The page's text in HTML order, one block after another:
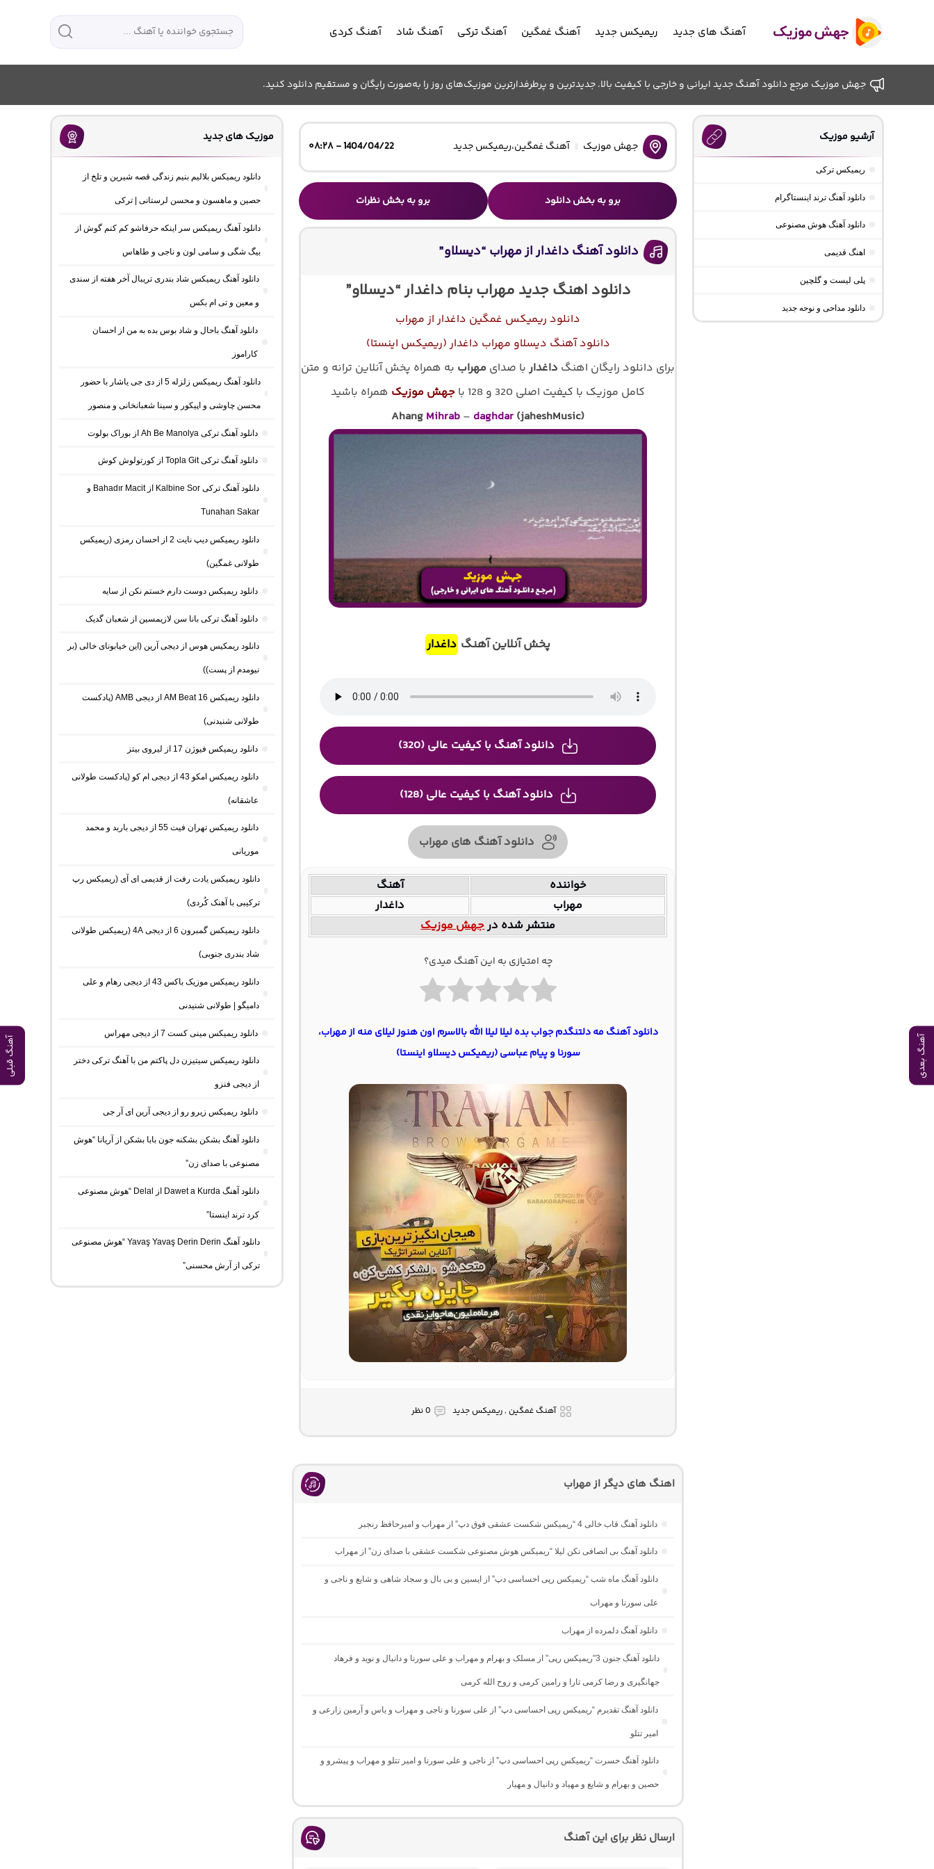
آهنگ بعدی آهنگ قبلی
آهنگ های جدید ریمیکس جدید آهنگ غمگین آهنگ ترکی آهنگ شاد آهنگ کردی
جهش موزیک مرجع دانلود آهنگ جدید ایرانی و خارجی با کیفیت بالا. جدیدترین و پرطرفدارترین موزیک‌های روز را به‌صورت رایگان و مستقیم دانلود کنید.
جهش موزیک آهنگ غمگین،ریمیکس جدید 1404/04/22 - ۰۸:۲۸
برو به بخش دانلود برو به بخش نظرات
دانلود آهنگ داغدار از مهراب “دیسلاو”
دانلود اهنگ جدید مهراب بنام داغدار “دیسلاو”
دانلود ریمیکس غمگین داغدار از مهراب
دانلود آهنگ دیسلاو مهراب داغدار (ریمیکس اینستا)
برای دانلود رایگان اهنگ داغدار با صدای مهراب به همراه پخش آنلاین ترانه و متن
کامل موزیک با کیفیت اصلی 320 و 128 با
جهش موزیک همراه باشید
Ahang Mihrab – daghdar (jaheshMusic)
پخش آنلاین آهنگ داغدار
دانلود آهنگ با کیفیت عالی (320)
دانلود آهنگ با کیفیت عالی (128)
دانلود آهنگ های مهراب
خواننده
آهنگ
مهراب
داغدار
منتشر شده درجهش موزیک
چه امتیازی به این آهنگ میدی؟
دانلود آهنگ مه دلتنگدم جواب بده لیلا لیلا الله بالاسرم اون هنوز لیلای منه از مهراب،
سورنا و پیام عباسی (ریمیکس دیسلاو اینستا)
آهنگ غمگین , ریمیکس جدید 0 نظر
اهنگ های دیگر از مهراب
دانلود آهنگ قاب خالی 4 “ریمیکس شکست عشقی فوق دپ” از مهراب و امیرحافظ رنجبر
دانلود آهنگ بی انصافی نکن لیلا “ریمیکس هوش مصنوعی شکست عشقی با صدای زن” از مهراب
دانلود آهنگ ماه شب “ریمیکس رپی احساسی دپ” از ایسین و بی بال و سجاد شاهی و شایع و ناجی و
علی سورنا و مهراب
دانلود آهنگ دلمرده از مهراب
دانلود آهنگ جنون 3″ریمیکس رپی” از مسلک و بهرام و مهراب و علی سورنا و دانیال و نوید و فرهاد
جهانگیری و رضا کرمی تارا و رامین کرمی و روح الله کرمی
دانلود آهنگ تقدیرم “ریمیکس رپی احساسی دپ” از علی سورنا و ناجی و مهراب و یاس و آرمین زارعی و
امیر تتلو
دانلود آهنگ حسرت “ریمیکس رپی احساسی دپ” از ناجی و علی سورنا و امیر تتلو و مهراب و پیشرو و
حصین و بهرام و شایع و مهیاد و دانیال و مهیار
ارسال نظر برای این آهنگ
آرشیو موزیک
ریمیکس ترکی
دانلود آهنگ ترند اینستاگرام
دانلود آهنگ هوش مصنوعی
اهنگ قدیمی
پلی لیست و گلچین
دانلود مداحی و نوحه جدید
موزیک های جدید
دانلود ریمیکس بلالیم بنیم زندگی قصه شیرین و تلخ از
حصین و ماهسون و محسن لرستانی | ترکی
دانلود آهنگ ریمیکس سر اینکه حرفاشو کم کنم گوش از
بیگ شگی و سامی لون و ناجی و طاهاس
دانلود آهنگ ریمیکس شاد بندری تریبال آخر هفته از سندی
و معین و تی ام بکس
دانلود آهنگ باحال و شاد بوس بده به من از احسان
کاراموز
دانلود آهنگ ریمیکس زلزله 5 از دی جی یاشار با حضور
محسن چاوشی و اپیکور و سینا شعبانخانی و منصور
دانلود آهنگ ترکی Ah Be Manolya از بوراک بولوت
دانلود آهنگ ترکی Topla Git از کورتولوش کوش
دانلود آهنگ ترکی Kalbine Sor از Bahadır Macit و
Tunahan Sakar
دانلود ریمیکس دیپ نایت 2 از احسان رمزی (ریمیکس
طولانی غمگین)
دانلود ریمیکس دوست دارم خستم نکن از سایه
دانلود آهنگ ترکی بانا سن لازیمسین از شعبان گدیک
دانلود ریمکیس هوس از دیجی آرین (این خیابونای خالی (بر
نیومدم از پست))
دانلود ریمیکس AM Beat 16 از دیجی AMB (پادکست
طولانی شنیدنی)
دانلود ریمیکس فیوژن 17 از لیروی بیتز
دانلود ریمیکس امکو 43 از دیجی ام کو (پادکست طولانی
عاشقانه)
دانلود ریمیکس تهران فیت 55 از دیجی باربد و محمد
موریانی
دانلود ریمیکس یادت رفت از قدیمی ای آی (ریمیکس رپ
ترکیبی با آهنک کُردی)
دانلود ریمیکس گمبرون 6 از دیجی 4A (ریمیکس طولانی
شاد بندری جنوبی)
دانلود ریمیکس موزیک باکس 43 از دیجی رهام و علی
دامیگو | طولانی شنیدنی
دانلود ریمیکس مینی کست 7 از دیجی مهراس
دانلود ریمیکس سیتیزن دل پاکتم من با آهنگ ترکی دختر
از دیجی فنزو
دانلود ریمیکس زیرو رو از دیجی آرین ای آر جی
دانلود آهنگ بشکن بشکنه جون بابا بشکن از آریانا “هوش
مصنوعی با صدای زن”
دانلود آهنگ Dawet a Kurda از Delal “هوش مصنوعی
کرد ترند اینستا”
دانلود آهنگ Yavaş Yavaş Derin Derin “هوش مصنوعی
ترکی از آرش محسنی”